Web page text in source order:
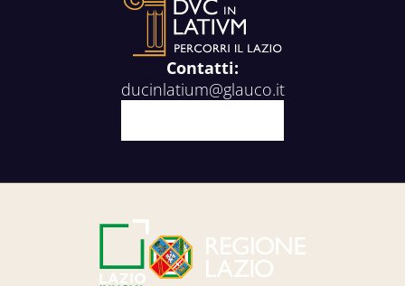
Contatti:
ducinlatium@glauco.it